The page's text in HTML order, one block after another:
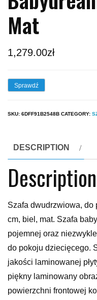
Mat
1,279.00zł
Sprawdź
SKU: 6DFF91B2548B CATEGORY:
DESCRIPTION
Description
Szafa dwudrzwiowa, do
cm, biel, mat. Szafa
pojemnej oraz
do pokoju dziecięcego.
jakości laminowanej
piękny laminowany
powierzchni frontowej